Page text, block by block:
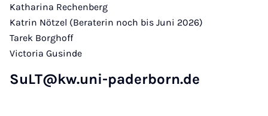
Katharina Rechenberg
Katrin Nötzel (Beraterin noch bis Juni 2026)
Tarek Borghoff
Victoria Gusinde
SuLT@kw.uni-paderborn.de